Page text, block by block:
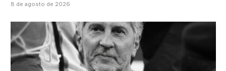
8 de agosto de 2026